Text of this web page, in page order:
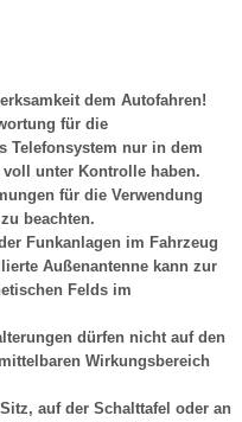
dem Autofahren!
für die
Telefonsystem nur in dem
voll unter Kontrolle haben.
für die Verwendung
beachten.
Funkanlagen im Fahrzeug
Außenantenne kann zur
Felds im
dürfen nicht auf den
Wirkungsbereich
auf der Schalttafel oder an